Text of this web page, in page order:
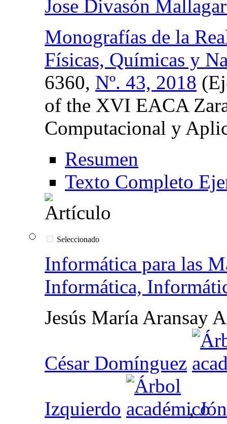
Jose Divasón
Monografías de la
Físicas, Químicas y
6360, Nº. 43, 2018
of the XVI EACA
Computacional y
Resumen
Texto Completo
Seleccionado
Informática para las
Informática,
Jesús María Aransay
César Domínguez
Izquierdo ,